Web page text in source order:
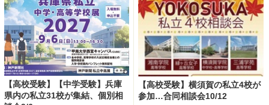
【高校受験】【中学受験】兵庫
県内の私立31校が集結、個別相
【高校受験】横須賀の私立4校が
参加…合同相談会10/12